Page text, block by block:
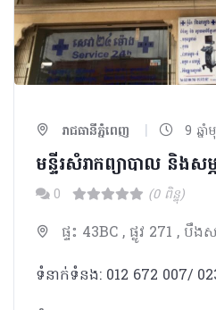
រាជធានីភ្នំពេញ | 9 ឆ្នាំ
មន្ទីរសំរាកព្យាបាល​ និង
0 (0 ពិន្ទុ)
ផ្ទះ 43BC , ផ្លូវ 271 ,
ទំនាក់ទំនង: 012 672 007/